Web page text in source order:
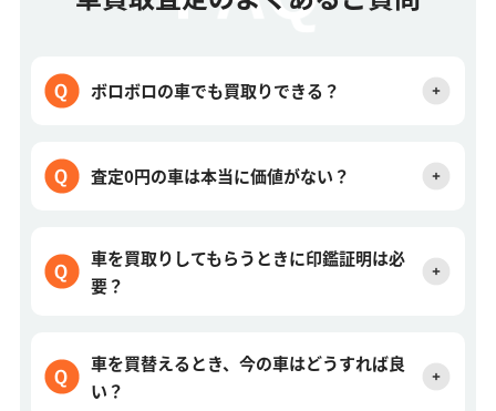
ボロボロの車でも買取りできる？
査定0円の車は本当に価値がない？
車を買取りしてもらうときに印鑑証明は必
要？
車を買替えるとき、今の車はどうすれば良
い？